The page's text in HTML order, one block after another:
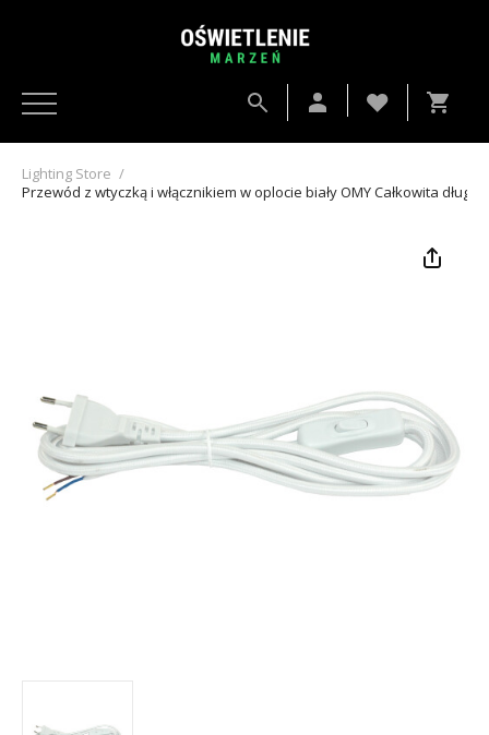
Lighting Store /
Przewód z wtyczką i włącznikiem w oplocie biały OMY Całkowita